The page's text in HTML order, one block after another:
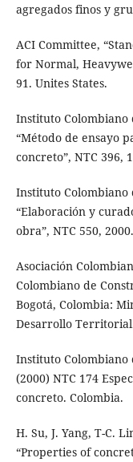
agregados finos y
ACI Committee,
for Normal,
91. Unites States.
Instituto Colombiano
“Método de ensayo
concreto”, NTC 396,
Instituto Colombiano
“Elaboración y
obra”, NTC 550,
Asociación
Colombiano de
Bogotá, Colombia:
Desarrollo
Instituto Colombiano
(2000) NTC 174
concreto. Colombia.
H. Su, J. Yang, T-C.
“Properties of